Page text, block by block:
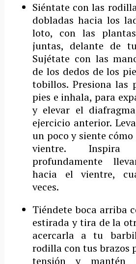
Siéntate con las
dobladas hacia los
loto, con las
juntas, delante de
Sujétate con las
de los dedos de los
tobillos. Presiona las
pies e inhala, para
y elevar el
ejercicio anterior.
un poco y siente
vientre.
profundamente
hacia el vientre,
veces.
Tiéndete boca arriba
estirada y tira de la
acercarla a tu
rodilla con tus brazos
tensión y mantén